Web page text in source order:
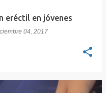
eréctil en jóvenes
04, 2017